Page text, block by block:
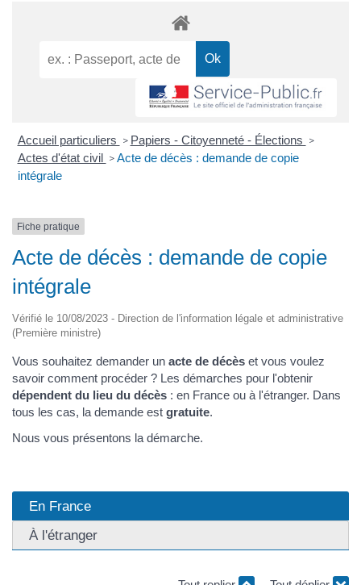
Accueil particuliers > Papiers - Citoyenneté - Élections >
Actes d'état civil > Acte de décès : demande de copie
intégrale
Fiche pratique
Acte de décès : demande de copie
intégrale
Vérifié le 10/08/2023 - Direction de l'information légale et administrative
(Première ministre)
Vous souhaitez demander un acte de décès et vous voulez
savoir comment procéder ? Les démarches pour l'obtenir
dépendent du lieu du décès : en France ou à l'étranger. Dans
tous les cas, la demande est gratuite.
Nous vous présentons la démarche.
En France
À l'étranger